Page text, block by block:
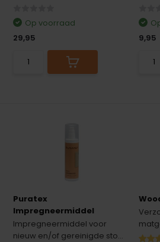
Op voorraad
29,95
9,95
Puratex
Impregneermiddel
Impregneermiddel voor
nieuw en/of gereinigde sto...